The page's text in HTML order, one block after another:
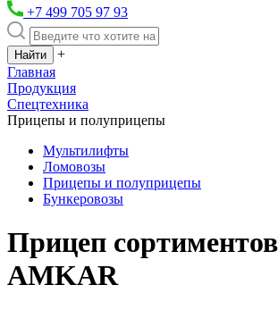
+7 499 705 97 93
+
Главная
Продукция
Спецтехника
Прицепы и полуприцепы
Мультилифты
Ломовозы
Прицепы и полуприцепы
Бункеровозы
Прицеп
AMKAR